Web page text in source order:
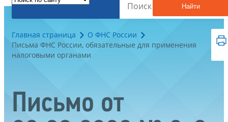
Найти
Главная страница
О ФНС России
Письма ФНС России, обязательные для применения
налоговыми органами
Письмо от